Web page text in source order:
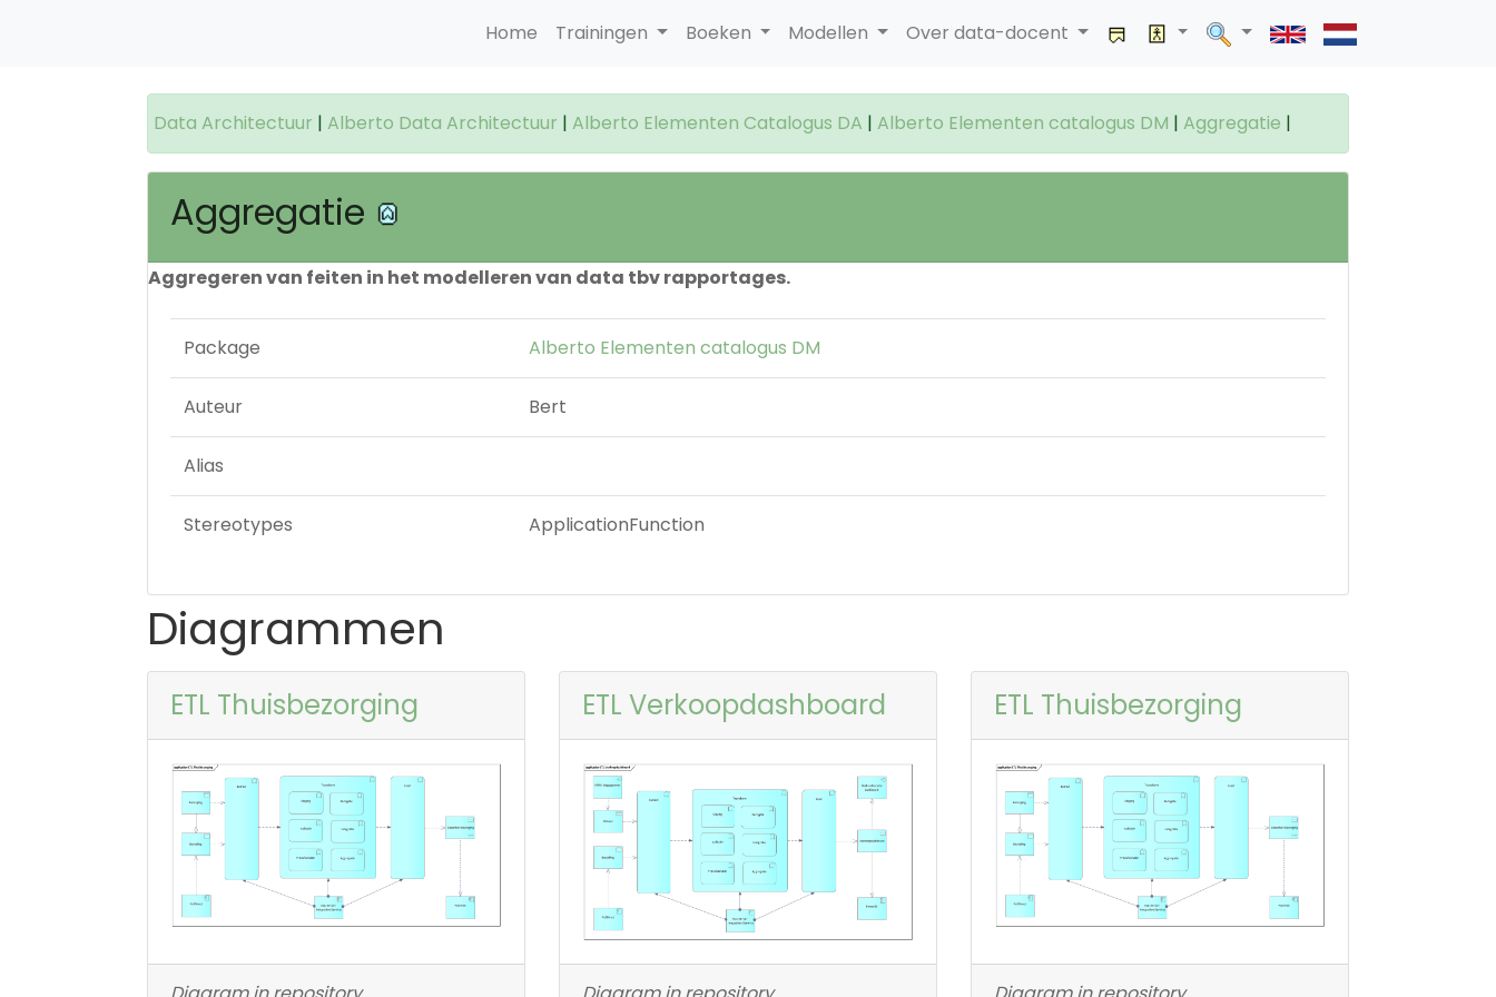
Home Trainingen Boeken Modellen Over data-docent
Data Architectuur | Alberto Data Architectuur | Alberto Elementen Catalogus DA | Alberto Elementen catalogus DM | Aggregatie |
Aggregatie
Aggregeren van feiten in het modelleren van data tbv rapportages.
Package Alberto Elementen catalogus DM
Auteur Bert
Alias
Stereotypes ApplicationFunction
Diagrammen
ETL Thuisbezorging ETL Verkoopdashboard ETL Thuisbezorging